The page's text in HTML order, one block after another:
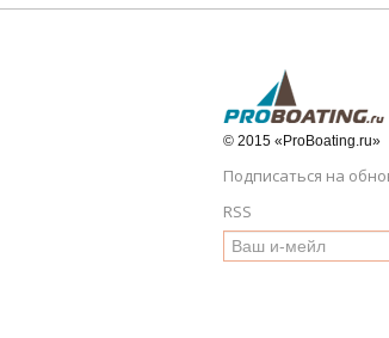
© 2015 «ProBoating.ru»
Подписаться на
RSS